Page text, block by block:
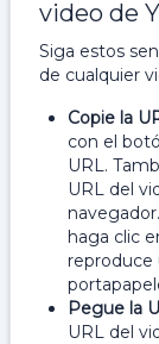
video de
Siga estos
de cualquier
Copie la
con el
URL.
URL del
haga clic
reproduce
Pegue la
URL del